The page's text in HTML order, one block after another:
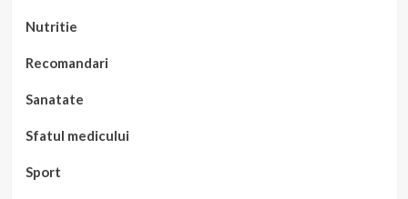
Nutritie
Recomandari
Sanatate
Sfatul medicului
Sport